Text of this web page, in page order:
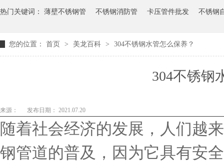
热门关键词： 薄壁不锈钢管 不锈钢消防管 卡压管件批发 不锈钢
您的位置： 首页 > 美龙百科 > 304不锈钢水管怎么保养？
304不锈钢
来源： 发布日期： 2021.07.20
随着社会经济的发展，人们越
钢管道的普及，因为它具有安